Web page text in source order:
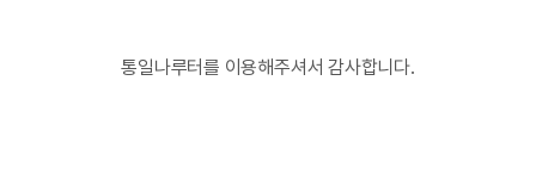
통일나루터를 이용해주셔서 감사합니다.